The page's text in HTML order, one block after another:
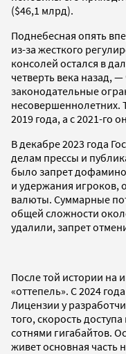
($46,1 млрд).
Поднебесная опять
из-за жесткого
консолей остался в
четверть века назад,
законодательные
несовершеннолетних.
2019 года, а с 2021-го
В декабре 2023 года
делам прессы и
было запрет
и удержания игроков,
валюты. Суммарные
общей сложности
удалили, запрет
После той истории на
«оттепель». С 2024
Лицензии у
того, скорость
сотнями гигабайтов.
живет основная часть